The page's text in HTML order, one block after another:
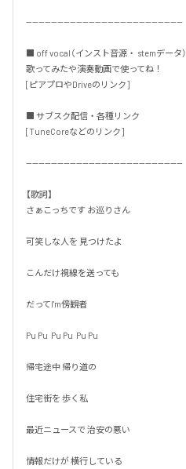
--------------------------------------------------
■ off vocal（インスト音源・ stemデータ）
歌ってみたや演奏動画で使ってね！
[ピアプロやDriveのリンク]
■ サブスク配信・各種リンク
[TuneCoreなどのリンク]
--------------------------------------------------
【歌詞】
さぁこっちです お巡りさん
可笑しな人を 見つけたよ
こんだけ視線を送っても
だってI'm傍観者
Pu Pu  Pu Pu  Pu Pu
帰宅途中 帰り道の
住宅街を 歩く私
最近ニュースで 治安の悪い
情報だけが 横行している